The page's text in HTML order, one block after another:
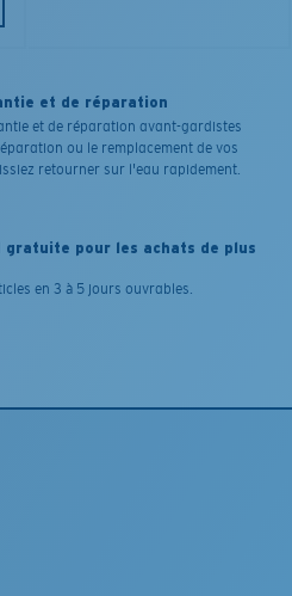
et de réparation
et de réparation avant-gardistes
ou le remplacement de vos
retourner sur l'eau rapidement.
gratuite pour les achats de plus
en 3 à 5 jours ouvrables.